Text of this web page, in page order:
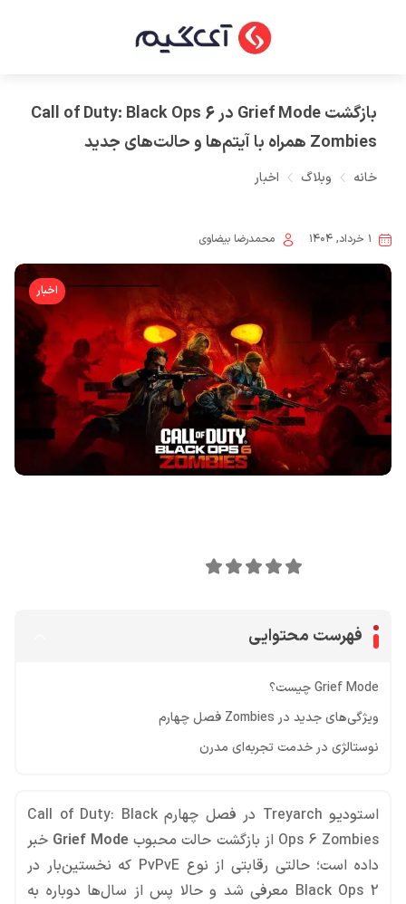
بازگشت Grief Mode در Call of Duty: Black Ops 6
Zombies همراه با آیتم‌ها و حالت‌های جدید
خانه وبلاگ اخبار
۱ خرداد, ۱۴۰۴ محمدرضا بیضاوی
اخبار
فهرست محتوایی
Grief Mode چیست؟
ویژگی‌های جدید در Zombies فصل چهارم
نوستالژی در خدمت تجربه‌ای مدرن
استودیو Treyarch در فصل چهارم Call of Duty: Black
Ops 6 Zombies از بازگشت حالت محبوب
Grief Mode خبر
داده است؛ حالتی رقابتی از نوع PvPvE که نخستین‌بار در
Black Ops 2 معرفی شد و حالا پس از سال‌ها دوباره به